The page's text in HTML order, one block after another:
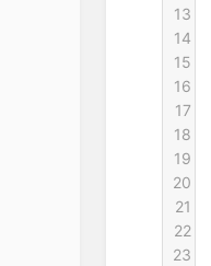
13
14
15
16
17
18
19
20
21
22
23